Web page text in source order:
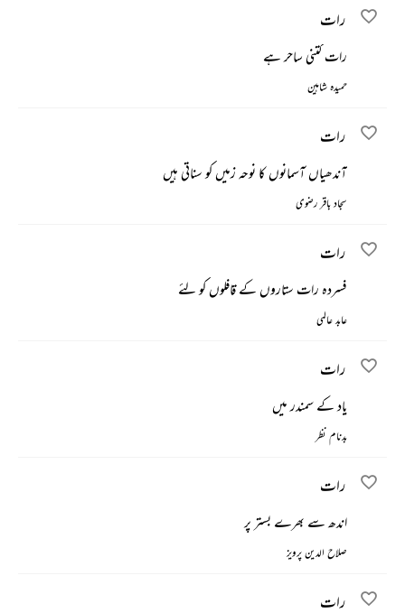
رات
رات کتنی ساحر ہے
حمیدہ شاہین
رات
آندھیاں آسمانوں کا نوحہ زمیں کو سناتی ہیں
سجاد باقر رضوی
رات
فسردہ رات ستاروں کے قافلوں کو لئے
عابد عالمی
رات
یاد کے سمندر میں
بدنام نظر
رات
اندھ سے بھرے بستر پر
صلاح الدین پرویز
رات